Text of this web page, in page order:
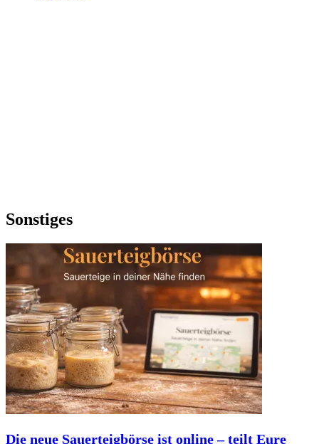
Sonstiges
Die neue Sauerteigbörse ist online – teilt Eure